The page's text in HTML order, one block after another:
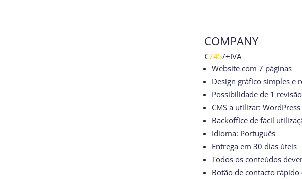
COMPANY
€745/+IVA
Website com 7 páginas
Design gráfico simples e
Possibilidade de 1
CMS a utilizar: WordPress
Backoffice de fácil
Idioma: Português
Entrega em 30 dias úteis
Todos os conteúdos
Botão de contacto rápido